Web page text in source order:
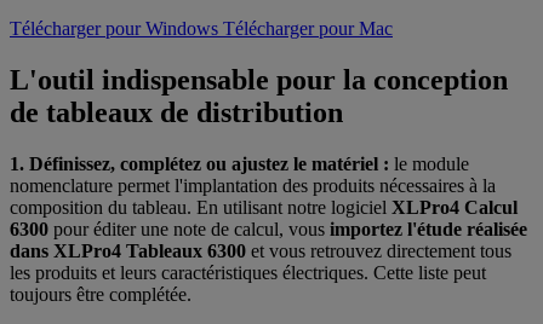
Télécharger pour Windows Télécharger pour Mac
L'outil indispensable pour la conception
de tableaux de distribution
1. Définissez, complétez ou ajustez le matériel : le module
nomenclature permet l'implantation des produits nécessaires à la
composition du tableau. En utilisant notre logiciel XLPro4 Calcul
6300 pour éditer une note de calcul, vous importez l'étude réalisée
dans XLPro4 Tableaux 6300 et vous retrouvez directement tous
les produits et leurs caractéristiques électriques. Cette liste peut
toujours être complétée.